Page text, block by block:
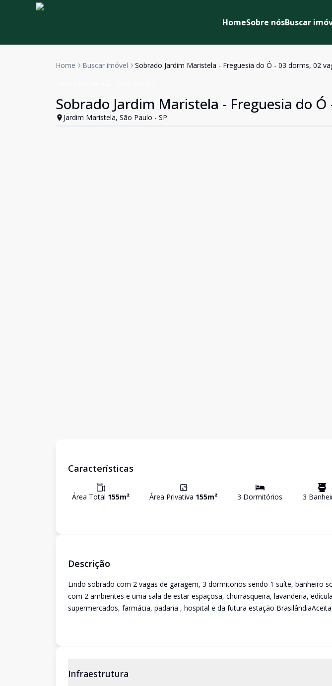
HomeSobre nósBuscar
Home Buscar imóvel Sobrado Jardim Maristela - Freguesia do Ó - 03 dorms, 02
Sobrado Jardim Maristela - Freguesia do
Jardim Maristela, São Paulo - SP
Características
Área Total 155m² Área Privativa 155m² 3 Dormitórios 3
Descrição
Lindo sobrado com 2 vagas de garagem, 3 dormitorios sendo 1 suíte, banheiro
com 2 ambientes e uma sala de estar espaçosa, churrasqueira, lavanderia,
supermercados, farmácia, padaria , hospital e da futura estação
Infraestrutura